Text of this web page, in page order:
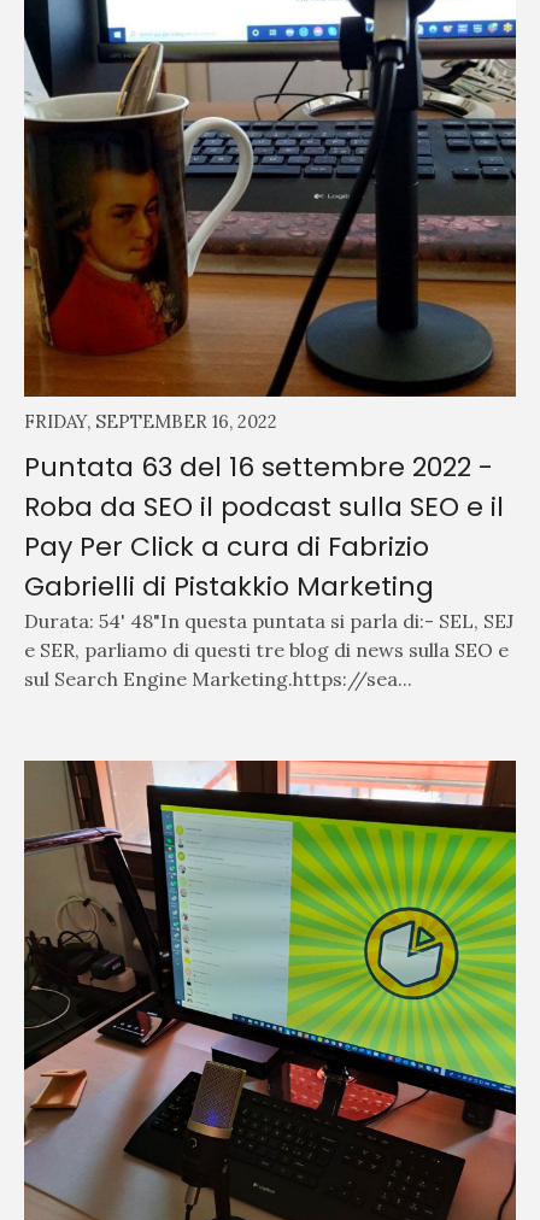
FRIDAY, SEPTEMBER 16, 2022
Puntata 63 del 16 settembre 2022 -
Roba da SEO il podcast sulla SEO e il
Pay Per Click a cura di Fabrizio
Gabrielli di Pistakkio Marketing
Durata: 54' 48"In questa puntata si parla di:- SEL, SEJ
e SER, parliamo di questi tre blog di news sulla SEO e
sul Search Engine Marketing.https://sea...